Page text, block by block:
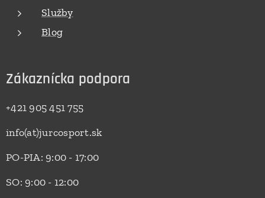
Služby
Blog
Zákaznícka podpora
+421 905 451 755
info(at)jurcosport.sk
PO-PIA: 9:00 - 17:00
SO: 9:00 - 12:00